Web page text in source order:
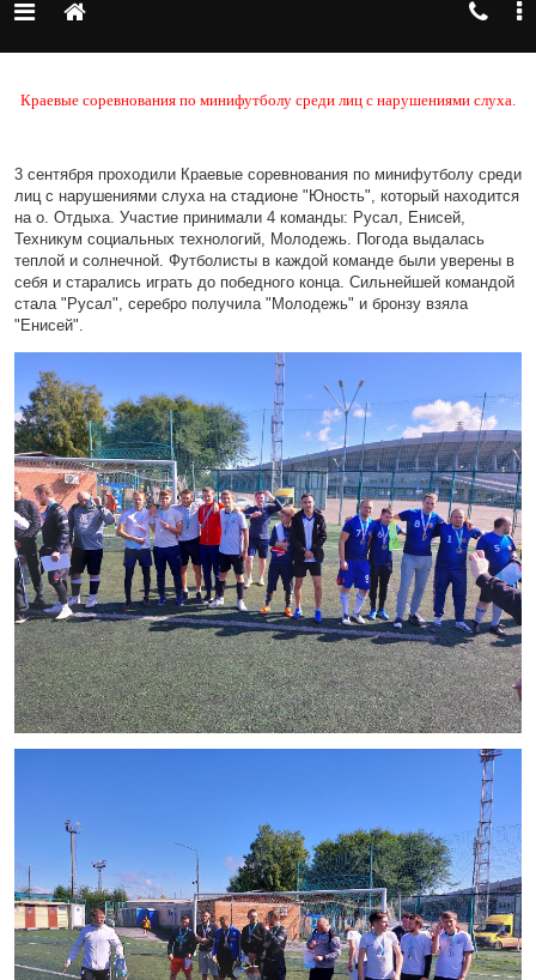
Краевые соревнования по минифутболу среди лиц с нарушениями слуха.
3 сентября проходили Краевые соревнования по минифутболу среди
лиц с нарушениями слуха на стадионе "Юность", который находится
на о. Отдыха. Участие принимали 4 команды: Русал, Енисей,
Техникум социальных технологий, Молодежь. Погода выдалась
теплой и солнечной. Футболисты в каждой команде были уверены в
себя и старались играть до победного конца. Сильнейшей командой
стала "Русал", серебро получила "Молодежь" и бронзу взяла
"Енисей".